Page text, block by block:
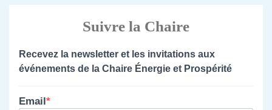
Suivre la Chaire
Recevez la newsletter et les invitations aux
événements de la Chaire Énergie et Prospérité
Email